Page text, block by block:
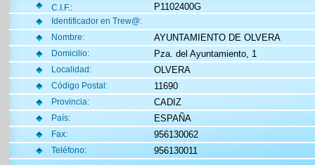
C.I.F.: P1102400G
Identificador en Trew@:
Nombre:
AYUNTAMIENTO DE OLVERA
Domicilio: Pza. del Ayuntamiento, 1
Localidad: OLVERA
Código Postal: 11690
Provincia: CADIZ
País: ESPAÑA
Fax: 956130062
Teléfono: 956130011